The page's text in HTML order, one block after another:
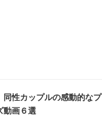
同性カップルの感動的なプ
動画６選